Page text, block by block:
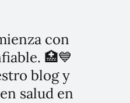
con
🏥💙
blog y
salud en